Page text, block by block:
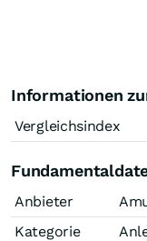
Informationen
Vergleichsindex
Anbieter
Kategorie